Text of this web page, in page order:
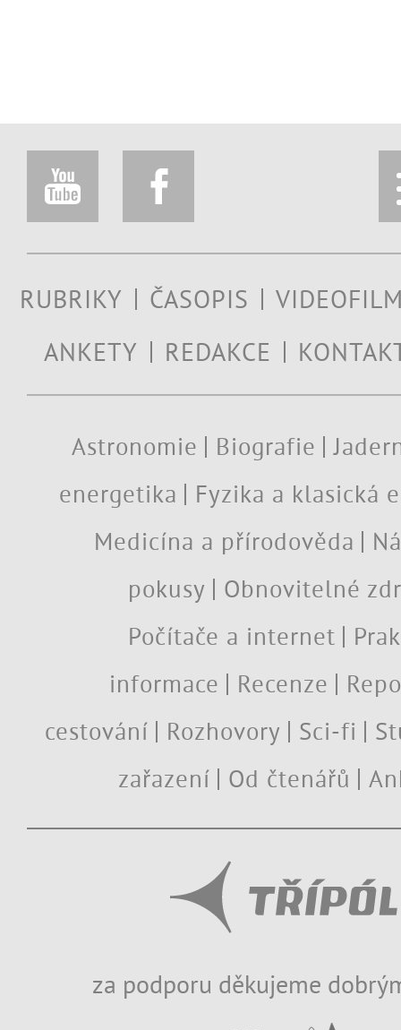
RUBRIKY ČASOPIS
ANKETY
REDAKCE
Astronomie Biografie
energetika
Fyzika a klasická
Medicína a přírodověda
pokusy
Obnovitelné
Počítače a internet
informace
Recenze
cestování
Rozhovory Sci-fi
zařazení
Od čtenářů
za podporu děkujeme